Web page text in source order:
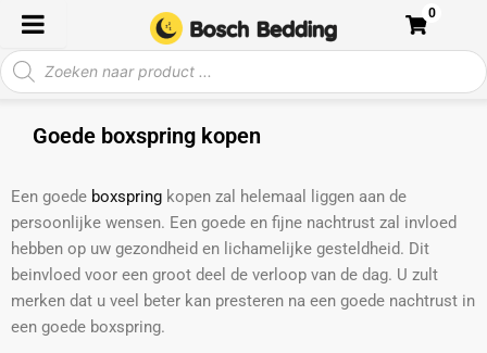
naar
de
inhoud
Producten
zoeken
0
Goede boxspring kopen
Een goede boxspring kopen zal helemaal liggen aan de
persoonlijke wensen. Een goede en fijne nachtrust zal invloed
hebben op uw gezondheid en lichamelijke gesteldheid. Dit
beinvloed voor een groot deel de verloop van de dag. U zult
merken dat u veel beter kan presteren na een goede nachtrust in
een goede boxspring.